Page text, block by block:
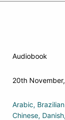
Audiobook
20th
Arabic
Chinese Danish